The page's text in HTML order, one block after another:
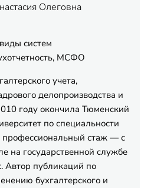
Олеговна
систем
МСФО
учета,
делопроизводства и
году окончила Тюменский
по специальности
стаж — с
на государственной службе
Автор публикаций по
бухгалтерского и